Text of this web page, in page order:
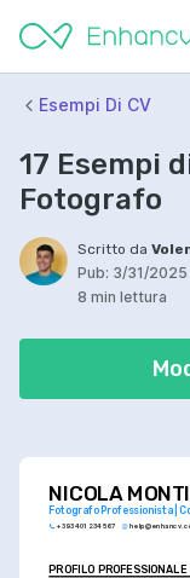
Esempi Di CV
17 Esempi
Fotografo
Scritto da
Pub: 3/31/2025
8 min lettura
NICOLA MONTI
Fotografo Professionista |
+393 401 234 567
PROFILO PROFESSIONALE